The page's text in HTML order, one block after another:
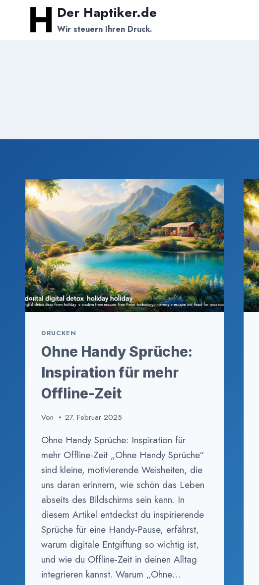
springen
Der Haptiker.de
Wir steuern Ihren Druck.
DRUCKEN
Ohne Handy Sprüche:
Inspiration für mehr
Offline-Zeit
Von 27. Februar 2025
Ohne Handy Sprüche: Inspiration für
mehr Offline-Zeit „Ohne Handy Sprüche“
sind kleine, motivierende Weisheiten, die
uns daran erinnern, wie schön das Leben
abseits des Bildschirms sein kann. In
diesem Artikel entdeckst du inspirierende
Sprüche für eine Handy-Pause, erfährst,
warum digitale Entgiftung so wichtig ist,
und wie du Offline-Zeit in deinen Alltag
integrieren kannst. Warum „Ohne…